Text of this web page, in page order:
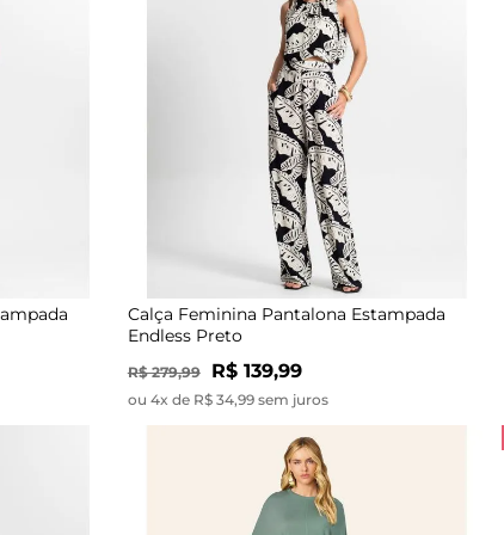
Calça Feminina Pantalona Estampada
Endless Preto
R$ 279,99 R$ 139,99
ou 4x de R$ 34,99 sem juros